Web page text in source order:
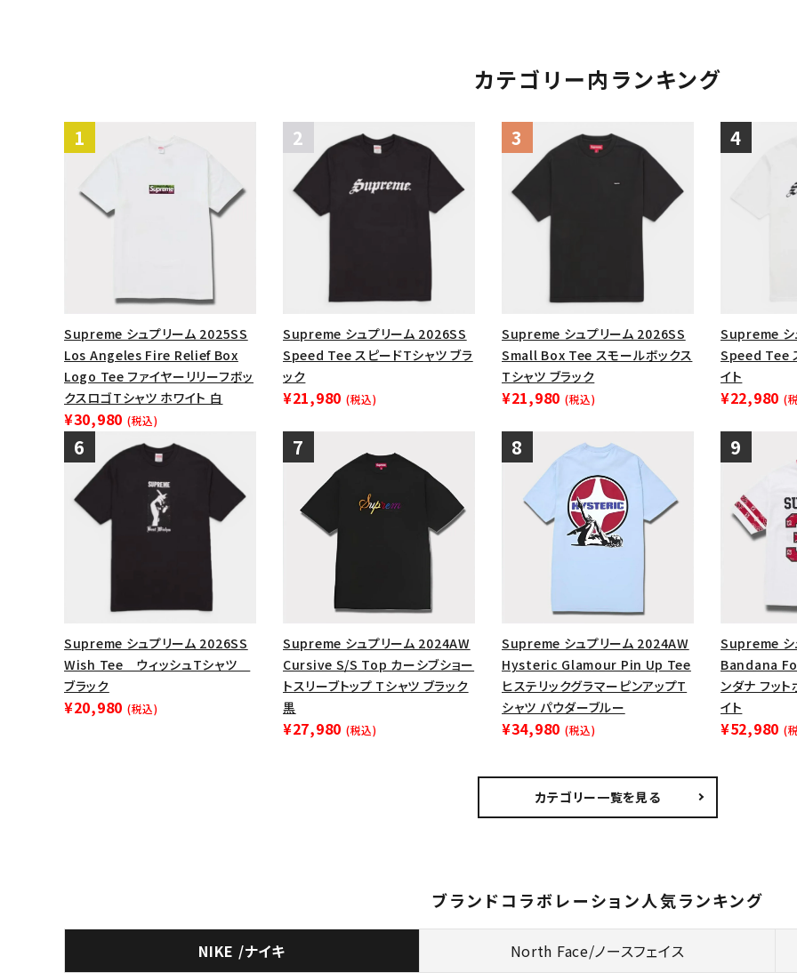
カテゴリー内ランキング
Supreme シュプリーム 2025SS
Los Angeles Fire Relief Box
Logo Tee ファイヤーリリーフボッ
クスロゴTシャツ ホワイト 白
¥30,980 (税込)
Supreme シュプリーム 2026SS
Speed Tee スピードTシャツ ブラ
ック
¥21,980 (税込)
Supreme シュプリーム 2026SS
Small Box Tee スモールボックス
Tシャツ ブラック
¥21,980 (税込)
Supreme シ
Speed Tee
イト
¥22,980 (
Supreme シュプリーム 2026SS
Wish Tee ウィッシュTシャツ
ブラック
¥20,980 (税込)
Supreme シュプリーム 2024AW
Cursive S/S Top カーシブショー
トスリーブトップ Tシャツ ブラック
黒
¥27,980 (税込)
Supreme シュプリーム 2024AW
Hysteric Glamour Pin Up Tee
ヒステリックグラマーピンアップT
シャツ パウダーブルー
¥34,980 (税込)
Supreme シ
Bandana
ンダナ フッ
イト
¥52,980 (
カテゴリー一覧を見る
ブランドコラボレーション人気ランキング
NIKE /ナイキ North Face/ノースフェイス